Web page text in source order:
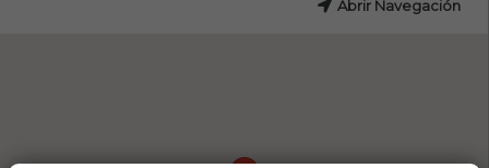
Abrir Navegación